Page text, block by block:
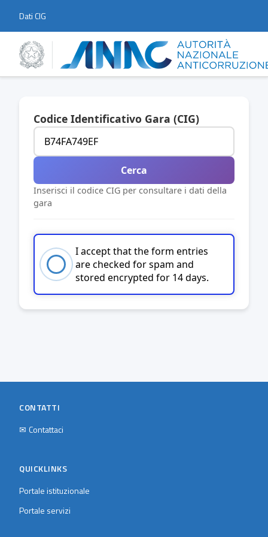
Dati CIG
Codice Identificativo Gara (CIG)
Cerca
Inserisci il codice CIG per consultare i dati della
gara
I accept that the form entries
are checked for spam and
stored encrypted for 14 days.
CONTATTI
✉ Contattaci
QUICKLINKS
Portale istituzionale
Portale servizi